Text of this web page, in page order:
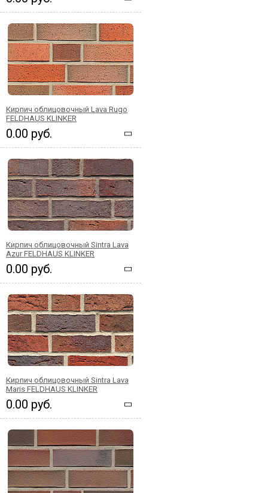
Кирпич облицовочный Lava Rugo
FELDHAUS KLINKER
0.00 руб.
Кирпич облицовочный Sintra Lava
Azur FELDHAUS KLINKER
0.00 руб.
Кирпич облицовочный Sintra Lava
Maris FELDHAUS KLINKER
0.00 руб.